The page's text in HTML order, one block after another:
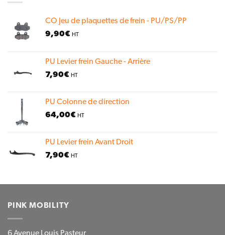
CO Jeu de plaquettes de frein - PU/PS/PP
9,90€ HT
PU Levier frein Gauche - Arrière
7,90€ HT
PU Colonne de direction
64,00€ HT
PU Levier frein Avant Droit
7,90€ HT
PINK MOBILITY